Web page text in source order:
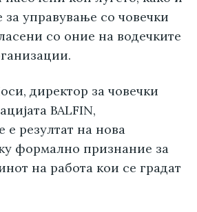
за управување со човечки
со оние на водечките
директор за човечки
BALFIN,
е резултат на нова
формално признание за
на работа кои се градат